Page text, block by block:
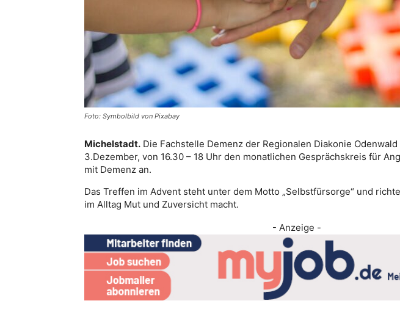
Foto: Symbolbild von Pixabay
Michelstadt. Die Fachstelle Demenz der Regionalen Diakonie
3.Dezember, von 16.30 – 18 Uhr den monatlichen Gesprächskreis für
mit Demenz an.
Das Treffen im Advent steht unter dem Motto „Selbstfürsorge“ und
im Alltag Mut und Zuversicht macht.
- Anzeige -